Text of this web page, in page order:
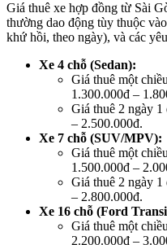
Giá thuê xe hợp đồng từ Sài
thường dao động tùy thuộc
khứ hồi, theo ngày), và các
Xe 4 chỗ (Sedan):
Giá thuê một
1.300.000đ –
Giá thuê 2 ngày
– 2.500.000đ.
Xe 7 chỗ (SUV/MPV):
Giá thuê một
1.500.000đ –
Giá thuê 2 ngày
– 2.800.000đ.
Xe 16 chỗ (Ford
Giá thuê một
2.200.000đ –